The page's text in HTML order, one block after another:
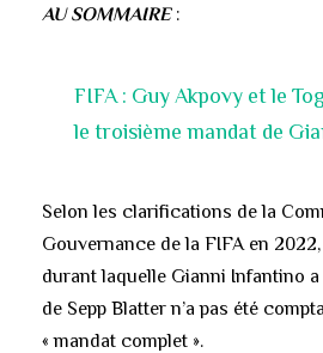
AU SOMMAIRE:
FIFA : Guy Akpovy et le
le troisième mandat de
Selon les clarifications de la
Gouvernance de la FIFA en
durant laquelle Gianni Infantino
de Sepp Blatter n’a pas été
« mandat complet ».